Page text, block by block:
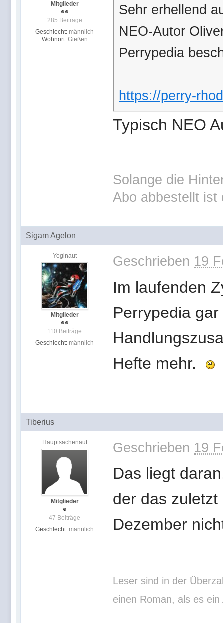
Mitglieder
285 Beiträge
Geschlecht: männlich
Wohnort: Gießen
Sehr erhellend
NEO-Autor
Perrypedia
https://perry-
Typisch NEO
Solange die
Abo abbestellt ist
Sigam Agelon
Yoginaut
Mitglieder
110 Beiträge
Geschlecht: männlich
Geschrieben 19
Im laufenden
Perrypedia
Hefte mehr.
Tiberius
Hauptsachenaut
Mitglieder
47 Beiträge
Geschlecht: männlich
Geschrieben 19
Das liegt
der das
Dezember
Leser sind in der
einen Roman, als es